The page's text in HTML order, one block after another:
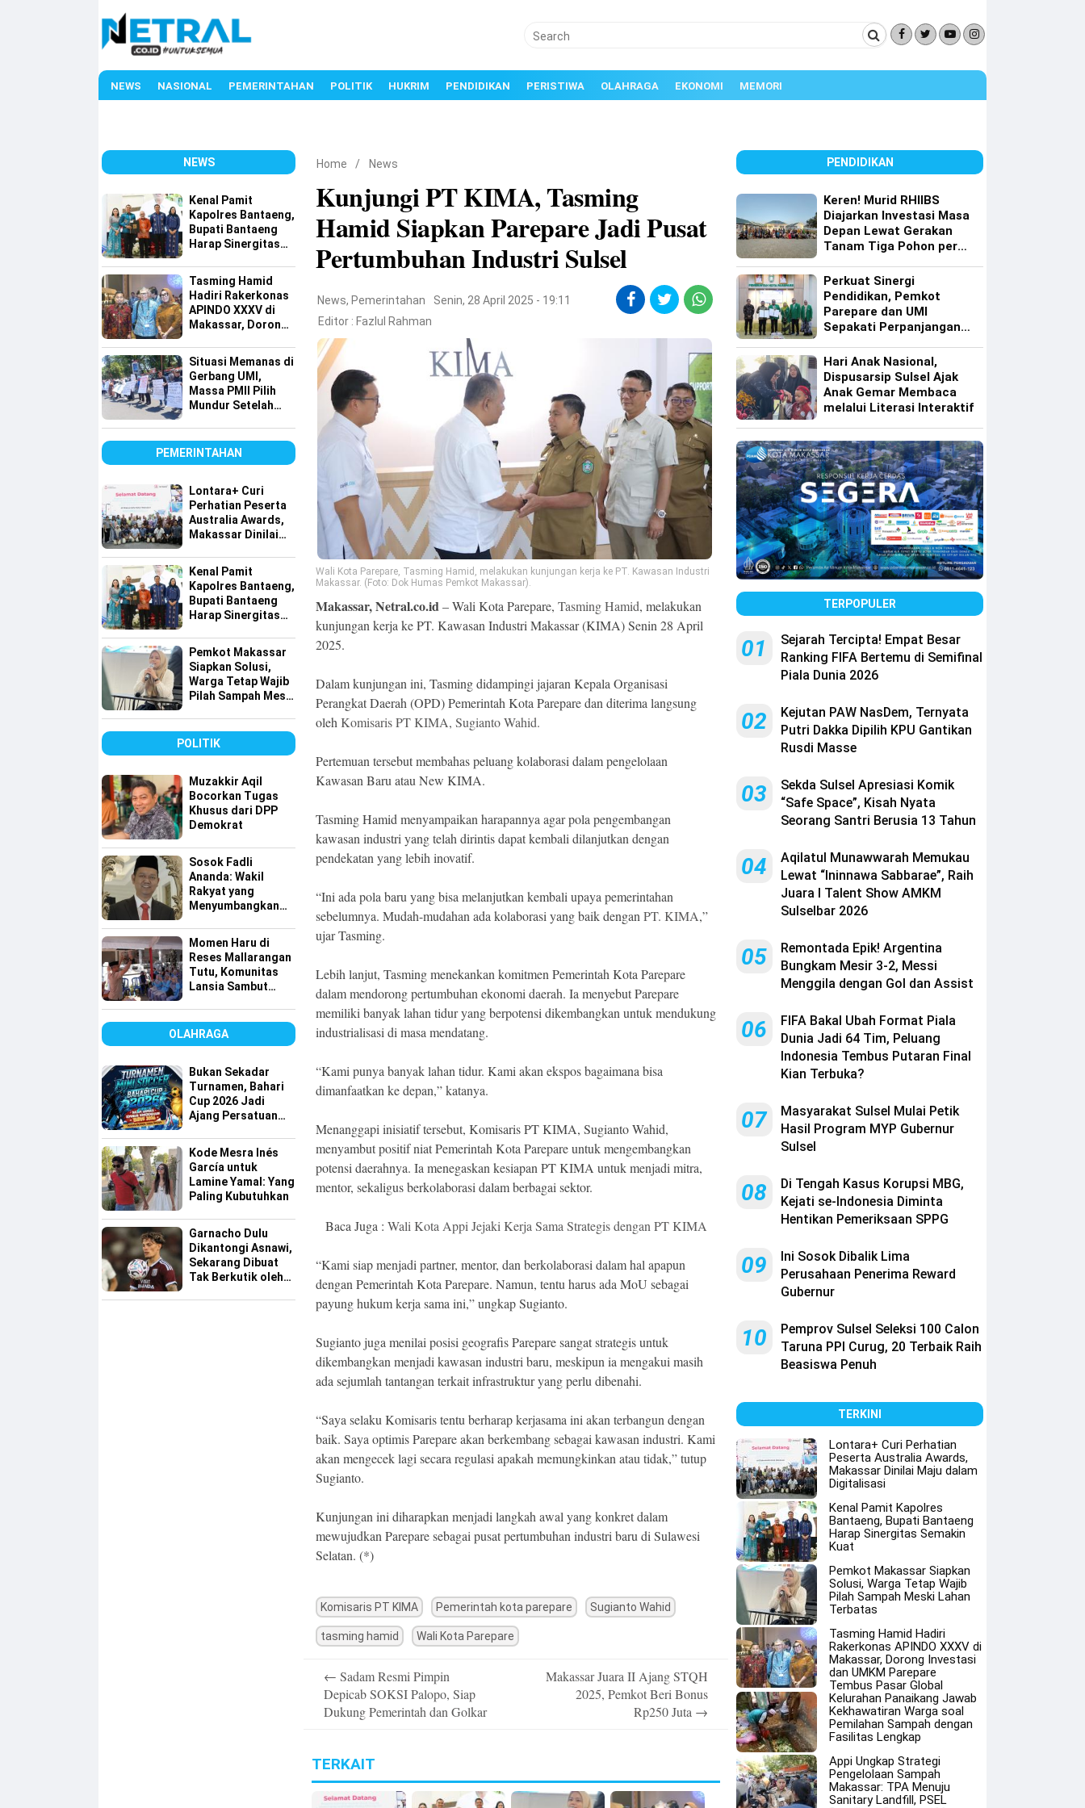
NEWS NASIONAL PEMERINTAHAN POLITIK HUKRIM PENDIDIKAN PERISTIWA OLAHRAGA EKONOMI MEMORI
NEWS
Kenal Pamit
Kapolres Bantaeng,
Bupati Bantaeng
Harap Sinergitas
Tasming Hamid
Hadiri Rakerkonas
APINDO XXXV di
Makassar, Dorong
Tembus Pasar
Global
Situasi Memanas di
Gerbang UMI,
Massa PMII Pilih
Mundur Setelah
PEMERINTAHAN
Lontara+ Curi
Perhatian Peserta
Australia Awards,
Makassar Dinilai
Kenal Pamit
Kapolres Bantaeng,
Bupati Bantaeng
Harap Sinergitas
Pemkot Makassar
Siapkan Solusi,
Warga Tetap Wajib
Pilah Sampah Meski
POLITIK
Muzakkir Aqil
Bocorkan Tugas
Khusus dari DPP
Demokrat
Sosok Fadli
Ananda: Wakil
Rakyat yang
Menyumbangkan
Kurang Mampu
Momen Haru di
Reses Mallarangan
Tutu, Komunitas
Lansia Sambut
OLAHRAGA
Bukan Sekadar
Turnamen, Bahari
Cup 2026 Jadi
Ajang Persatuan
Sinjai
Kode Mesra Inés
García untuk
Lamine Yamal: Yang
Paling Kubutuhkan
Garnacho Dulu
Dikantongi Asnawi,
Sekarang Dibuat
Tak Berkutik oleh
Home / News
Kunjungi PT KIMA, Tasming
Hamid Siapkan Parepare Jadi Pusat
Pertumbuhan Industri Sulsel
News, Pemerintahan
Senin, 28 April 2025 - 19:11
Editor : Fazlul Rahman
Wali Kota Parepare, Tasming Hamid, melakukan kunjungan kerja ke PT. Kawasan Industri
Makassar. (Foto: Dok Humas Pemkot Makassar).
Makassar, Netral.co.id– Wali Kota Parepare,Tasming Hamid, melakukan
kunjungan kerja ke PT. Kawasan Industri Makassar (KIMA) Senin 28 April
2025.
Dalam kunjungan ini, Tasming didampingi jajaran Kepala Organisasi
Perangkat Daerah (OPD) Pemerintah Kota Parepare dan diterima langsung
olehKomisaris PT KIMA, Sugianto Wahid.
Pertemuan tersebut membahas peluang kolaborasi dalam pengelolaan
Kawasan Baru atau New KIMA.
Tasming Hamid menyampaikan harapannya agar pola pengembangan
kawasan industri yang telah dirintis dapat kembali dilanjutkan dengan
pendekatan yang lebih inovatif.
“Ini ada pola baru yang bisa melanjutkan kembali upaya pemerintahan
sebelumnya. Mudah-mudahan ada kolaborasi yang baik denganPT. KIMA,”
ujar Tasming.
Lebih lanjut, Tasming menekankan komitmen Pemerintah Kota Parepare
dalam mendorong pertumbuhan ekonomi daerah. Ia menyebut Parepare
memiliki banyak lahan tidur yang berpotensi dikembangkan untuk mendukung
industrialisasi di masa mendatang.
“Kami punya banyak lahan tidur. Kami akan ekspos bagaimana bisa
dimanfaatkan ke depan,” katanya.
Menanggapi inisiatif tersebut, Komisaris PT KIMA, Sugianto Wahid,
menyambut positif niat Pemerintah Kota Parepare untuk mengembangkan
potensi daerahnya. Ia menegaskan kesiapan PT KIMA untuk menjadi mitra,
mentor, sekaligus berkolaborasi dalam berbagai sektor.
Baca Juga : Wali Kota Appi Jejaki Kerja Sama Strategis dengan PT KIMA
“Kami siap menjadi partner, mentor, dan berkolaborasi dalam hal apapun
dengan Pemerintah Kota Parepare. Namun, tentu harus ada MoU sebagai
payung hukum kerja sama ini,” ungkap Sugianto.
Sugianto juga menilai posisi geografis Parepare sangat strategis untuk
dikembangkan menjadi kawasan industri baru, meskipun ia mengakui masih
ada sejumlah tantangan terkait infrastruktur yang perlu dibenahi.
“Saya selaku Komisaris tentu berharap kerjasama ini akan terbangun dengan
baik. Saya optimis Parepare akan berkembang sebagai kawasan industri. Kami
akan mengecek lagi secara regulasi apakah memungkinkan atau tidak,” tutup
Sugianto.
Kunjungan ini diharapkan menjadi langkah awal yang konkret dalam
mewujudkan Parepare sebagai pusat pertumbuhan industri baru di Sulawesi
Selatan. (*)
Komisaris PT KIMA Pemerintah kota parepare Sugianto Wahid
tasming hamid Wali Kota Parepare
navigation
← Sadam Resmi Pimpin
Depicab SOKSI Palopo, Siap
Dukung Pemerintah dan Golkar
Makassar Juara II Ajang STQH
2025, Pemkot Beri Bonus
Rp250 Juta →
TERKAIT
PENDIDIKAN
Keren! Murid RHIIBS
Diajarkan Investasi Masa
Depan Lewat Gerakan
Tanam Tiga Pohon per
Perkuat Sinergi
Pendidikan, Pemkot
Parepare dan UMI
Sepakati Perpanjangan
Perguruan Tinggi
Hari Anak Nasional,
Dispusarsip Sulsel Ajak
Anak Gemar Membaca
melalui Literasi Interaktif
TERPOPULER
01
Sejarah Tercipta! Empat Besar
Ranking FIFA Bertemu di Semifinal
Piala Dunia 2026
02
Kejutan PAW NasDem, Ternyata
Putri Dakka Dipilih KPU Gantikan
Rusdi Masse
03
Sekda Sulsel Apresiasi Komik
“Safe Space”, Kisah Nyata
Seorang Santri Berusia 13 Tahun
04
Aqilatul Munawwarah Memukau
Lewat “Ininnawa Sabbarae”, Raih
Juara I Talent Show AMKM
Sulselbar 2026
05
Remontada Epik! Argentina
Bungkam Mesir 3-2, Messi
Menggila dengan Gol dan Assist
06
FIFA Bakal Ubah Format Piala
Dunia Jadi 64 Tim, Peluang
Indonesia Tembus Putaran Final
Kian Terbuka?
07
Masyarakat Sulsel Mulai Petik
Hasil Program MYP Gubernur
Sulsel
08
Di Tengah Kasus Korupsi MBG,
Kejati se-Indonesia Diminta
Hentikan Pemeriksaan SPPG
09
Ini Sosok Dibalik Lima
Perusahaan Penerima Reward
Gubernur
10
Pemprov Sulsel Seleksi 100 Calon
Taruna PPI Curug, 20 Terbaik Raih
Beasiswa Penuh
TERKINI
Lontara+ Curi Perhatian
Peserta Australia Awards,
Makassar Dinilai Maju dalam
Digitalisasi
Kenal Pamit Kapolres
Bantaeng, Bupati Bantaeng
Harap Sinergitas Semakin
Kuat
Pemkot Makassar Siapkan
Solusi, Warga Tetap Wajib
Pilah Sampah Meski Lahan
Terbatas
Tasming Hamid Hadiri
Rakerkonas APINDO XXXV di
Makassar, Dorong Investasi
dan UMKM Parepare
Tembus Pasar Global
Kelurahan Panaikang Jawab
Kekhawatiran Warga soal
Pemilahan Sampah dengan
Fasilitas Lengkap
Appi Ungkap Strategi
Pengelolaan Sampah
Makassar: TPA Menuju
Sanitary Landfill, PSEL